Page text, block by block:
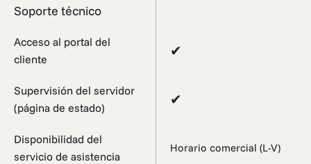
Soporte técnico
Acceso al portal del
cliente
✔
Supervisión del servidor
(página de estado)
✔
Disponibilidad del
servicio de asistencia
Horario comercial (L-V)